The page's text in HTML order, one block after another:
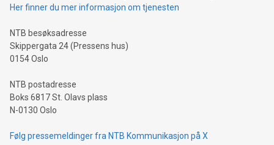
Her finner du mer informasjon om tjenesten
NTB besøksadresse
Skippergata 24 (Pressens hus)
0154 Oslo
NTB postadresse
Boks 6817 St. Olavs plass
N-0130 Oslo
Følg pressemeldinger fra NTB Kommunikasjon på X